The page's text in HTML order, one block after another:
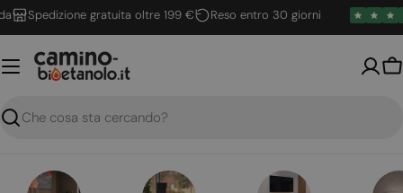
Vai
al
contenuto
gratuita oltre 199 € Reso entro 30 giorni
Ricerca